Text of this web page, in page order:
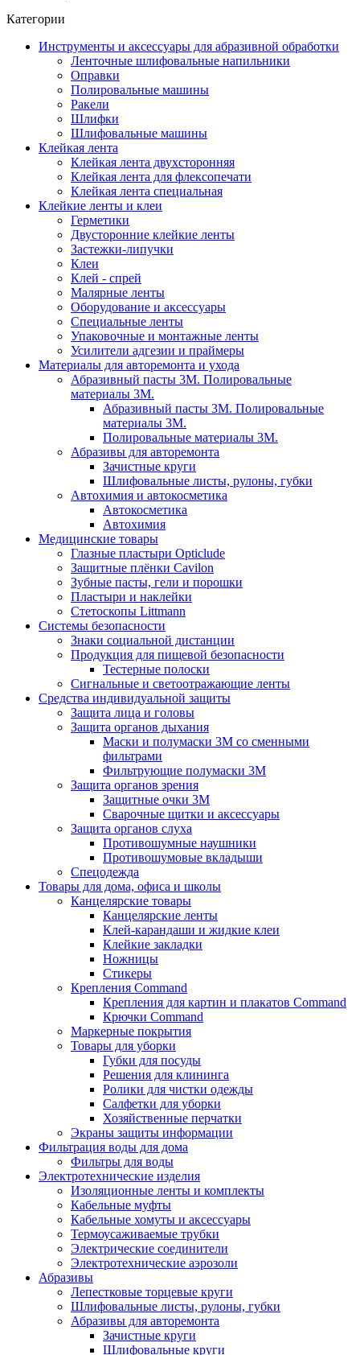
Категории
Инструменты и аксессуары для абразивной обработки
Ленточные шлифовальные напильники
Оправки
Полировальные машины
Ракели
Шлифки
Шлифовальные машины
Клейкая лента
Клейкая лента двухсторонняя
Клейкая лента для флексопечати
Клейкая лента специальная
Клейкие ленты и клеи
Герметики
Двусторонние клейкие ленты
Застежки-липучки
Клеи
Клей - спрей
Малярные ленты
Оборудование и аксессуары
Специальные ленты
Упаковочные и монтажные ленты
Усилители адгезии и праймеры
Материалы для авторемонта и ухода
Абразивный пасты 3М. Полировальные
материалы 3М.
Абразивный пасты 3М. Полировальные
материалы 3М.
Полировальные материалы 3М.
Абразивы для авторемонта
Зачистные круги
Шлифовальные листы, рулоны, губки
Автохимия и автокосметика
Автокосметика
Автохимия
Медицинские товары
Глазные пластыри Opticlude
Защитные плёнки Cavilon
Зубные пасты, гели и порошки
Пластыри и наклейки
Стетоскопы Littmann
Системы безопасности
Знаки социальной дистанции
Продукция для пищевой безопасности
Тестерные полоски
Сигнальные и светоотражающие ленты
Средства индивидуальной защиты
Защита лица и головы
Защита органов дыхания
Маски и полумаски 3М со сменными
фильтрами
Фильтрующие полумаски 3М
Защита органов зрения
Защитные очки 3М
Сварочные щитки и аксессуары
Защита органов слуха
Противошумные наушники
Противошумовые вкладыши
Спецодежда
Товары для дома, офиса и школы
Канцелярские товары
Канцелярские ленты
Клей-карандаши и жидкие клеи
Клейкие закладки
Ножницы
Стикеры
Крепления Command
Крепления для картин и плакатов Command
Крючки Command
Маркерные покрытия
Товары для уборки
Губки для посуды
Решения для клининга
Ролики для чистки одежды
Салфетки для уборки
Хозяйственные перчатки
Экраны защиты информации
Фильтрация воды для дома
Фильтры для воды
Электротехнические изделия
Изоляционные ленты и комплекты
Кабельные муфты
Кабельные хомуты и аксессуары
Термоусаживаемые трубки
Электрические соединители
Электротехнические аэрозоли
Абразивы
Лепестковые торцевые круги
Шлифовальные листы, рулоны, губки
Абразивы для авторемонта
Зачистные круги
Шлифовальные круги